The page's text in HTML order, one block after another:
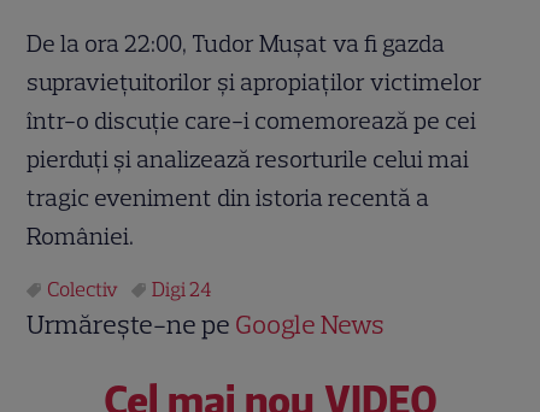
De la ora 22:00, Tudor Mușat va fi gazda
supraviețuitorilor și apropiaților victimelor
într-o discuție care-i comemorează pe cei
pierduți și analizează resorturile celui mai
tragic eveniment din istoria recentă a
României.
Colectiv Digi 24
Urmărește-ne pe Google News
Cel mai nou VIDEO